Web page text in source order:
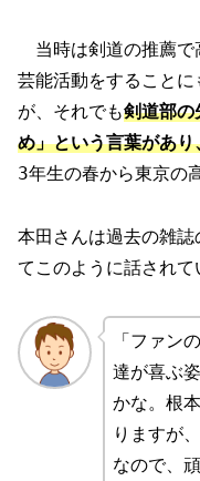
当時は剣道の推薦で
芸能活動をすること
が、それでも剣道部の
め」という言葉があ
3年生の春から東京の
本田さんは過去の雑
てこのように話されて
「ファン
達が喜ぶ
かな。根
りますが
なので、